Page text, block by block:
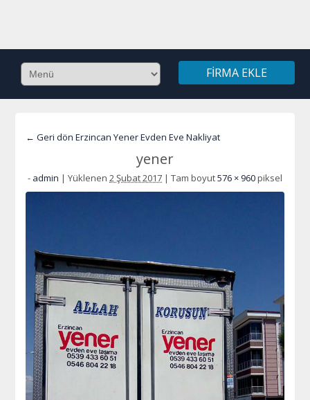
FIRMA EKLE
← Geri dön Erzincan Yener Evden Eve Nakliyat
yener
- admin | Yüklenen 2 Şubat 2017 | Tam boyut576 × 960piksel